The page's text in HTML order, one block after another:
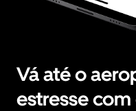
Vá até o
estresse